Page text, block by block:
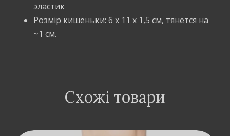
эластик
Розмір кишеньки: 6 х 11 х 1,5 см, тянется на
~1 см.
Схожі товари